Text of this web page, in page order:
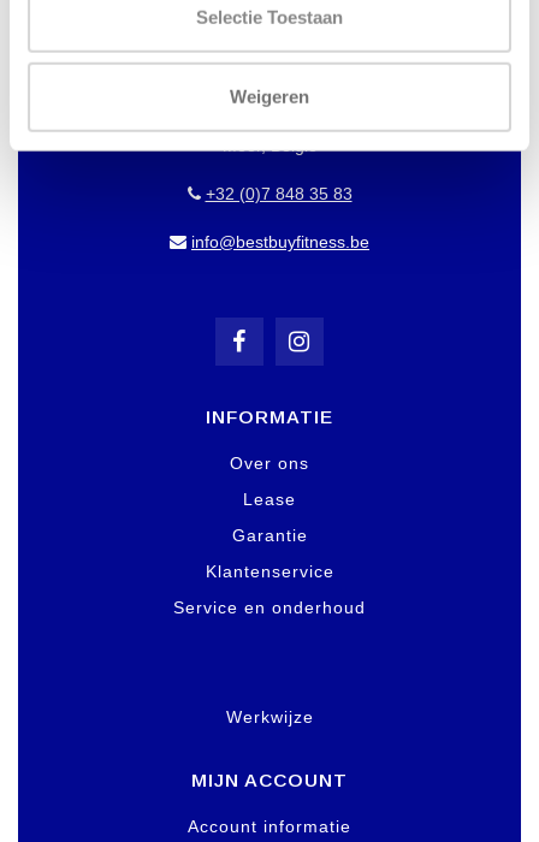
Selectie Toestaan
Weigeren
Londenstraat 7
Meer, België
+32 (0)7 848 35 83
info@bestbuyfitness.be
INFORMATIE
Over ons
Lease
Garantie
Klantenservice
Service en onderhoud
Werkwijze
MIJN ACCOUNT
Account informatie